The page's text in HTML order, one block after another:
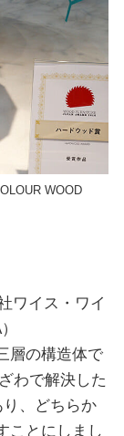
WOOD
ワイス・ワイ
層の構造体で
わで解決した
り、どちらか
ことにしまし